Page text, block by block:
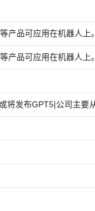
产品可应用在机器人上。
产品可应用在机器人上。
发布GPT5|公司主要